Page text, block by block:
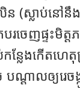
ន (ស្លាប់នៅនឹ
េញផ្ទះមិត្តភ
ែងកើតហេតុ
បណ្ដាលឲ្យរេ